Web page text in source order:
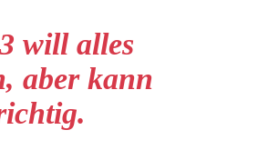
will alles
aber kann